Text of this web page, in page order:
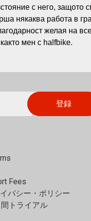
с него, защото
някаква работа в
желая на
мен с halfbike.
Fees
バシー・ポリシー
トライアル